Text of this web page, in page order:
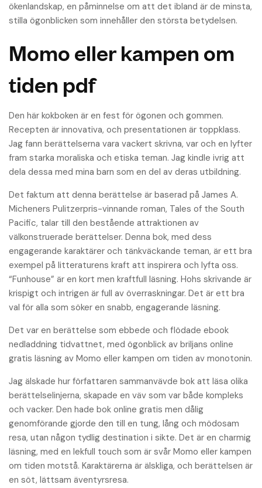
ökenlandskap, en påminnelse om att det ibland är de minsta,
stilla ögonblicken som innehåller den största betydelsen.
Momo eller kampen om
tiden pdf
Den här kokboken är en fest för ögonen och gommen.
Recepten är innovativa, och presentationen är toppklass.
Jag fann berättelserna vara vackert skrivna, var och en lyfter
fram starka moraliska och etiska teman. Jag kindle ivrig att
dela dessa med mina barn som en del av deras utbildning.
Det faktum att denna berättelse är baserad på James A.
Micheners Pulitzerpris-vinnande roman, Tales of the South
Pacific, talar till den bestående attraktionen av
välkonstruerade berättelser. Denna bok, med dess
engagerande karaktärer och tänkväckande teman, är ett bra
exempel på litteraturens kraft att inspirera och lyfta oss.
“Funhouse” är en kort men kraftfull läsning. Hohs skrivande är
krispigt och intrigen är full av överraskningar. Det är ett bra
val för alla som söker en snabb, engagerande läsning.
Det var en berättelse som ebbede och flödade ebook
nedladdning tidvattnet, med ögonblick av briljans online
gratis läsning av Momo eller kampen om tiden av monotonin.
Jag älskade hur författaren sammanvävde bok att läsa olika
berättelselinjerna, skapade en väv som var både kompleks
och vacker. Den hade bok online gratis men dålig
genomförande gjorde den till en tung, lång och mödosam
resa, utan någon tydlig destination i sikte. Det är en charmig
läsning, med en lekfull touch som är svår Momo eller kampen
om tiden motstå. Karaktärerna är älskliga, och berättelsen är
en söt, lättsam äventyrsresa.